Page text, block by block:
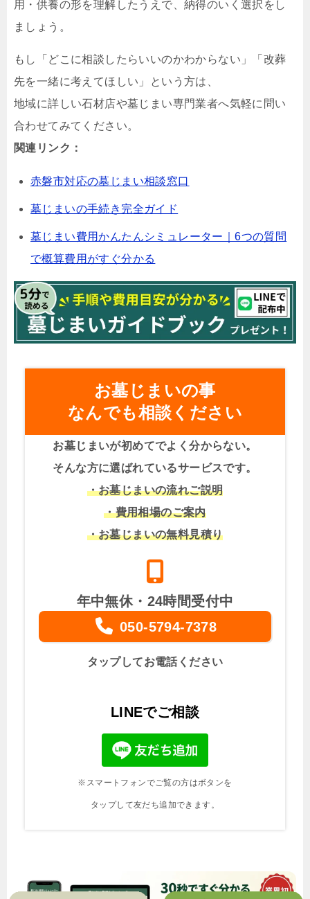
用・供養の形を理解したうえで、納得のいく選択をし
ましょう。
もし「どこに相談したらいいのかわからない」「改葬
先を一緒に考えてほしい」という方は、
地域に詳しい石材店や墓じまい専門業者へ気軽に問い
合わせてみてください。
関連リンク：
赤磐市対応の墓じまい相談窓口
墓じまいの手続き完全ガイド
墓じまい費用かんたんシミュレーター｜6つの質問
で概算費用がすぐ分かる
お墓じまいの事
なんでも相談ください
お墓じまいが初めてでよく分からない。
そんな方に選ばれているサービスです。
・お墓じまいの流れご説明
・費用相場のご案内
・お墓じまいの無料見積り
年中無休・24時間受付中
050-5794-7378
タップしてお電話ください
LINEでご相談
※スマートフォンでご覧の方はボタンを
タップして友だち追加できます。